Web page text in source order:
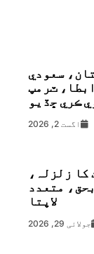
سعودي
ٽرمپ
ڪري ڇڏيو
اگست 2, 2026
6.8 شدت کا زلزلہ،
بحق، متعدد
لاپتا
جولائی 29, 2026